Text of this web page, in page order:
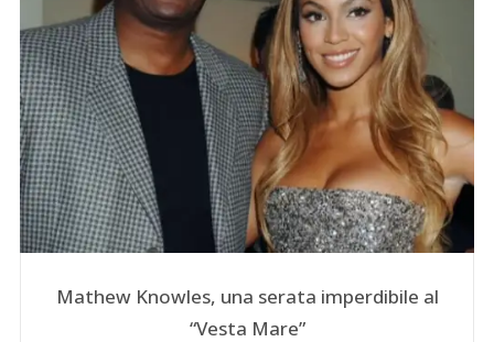
Mathew Knowles, una serata imperdibile al
“Vesta Mare”